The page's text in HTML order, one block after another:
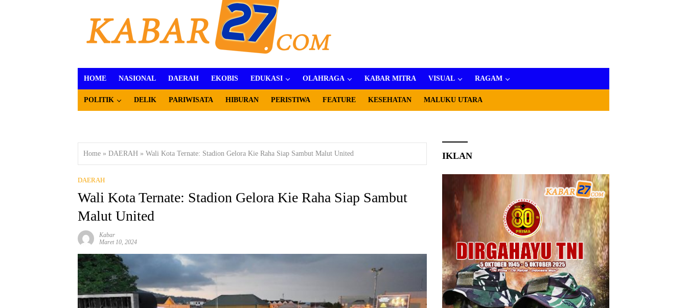
HOME NASIONAL DAERAH EKOBIS EDUKASI OLAHRAGA KABAR MITRA VISUAL RAGAM
POLITIK DELIK PARIWISATA HIBURAN PERISTIWA FEATURE KESEHATAN MALUKU UTARA
Home » DAERAH » Wali Kota Ternate: Stadion Gelora Kie Raha Siap Sambut Malut United
DAERAH
Wali Kota Ternate: Stadion Gelora Kie Raha Siap Sambut
Malut United
Kabar
Maret 10, 2024
IKLAN